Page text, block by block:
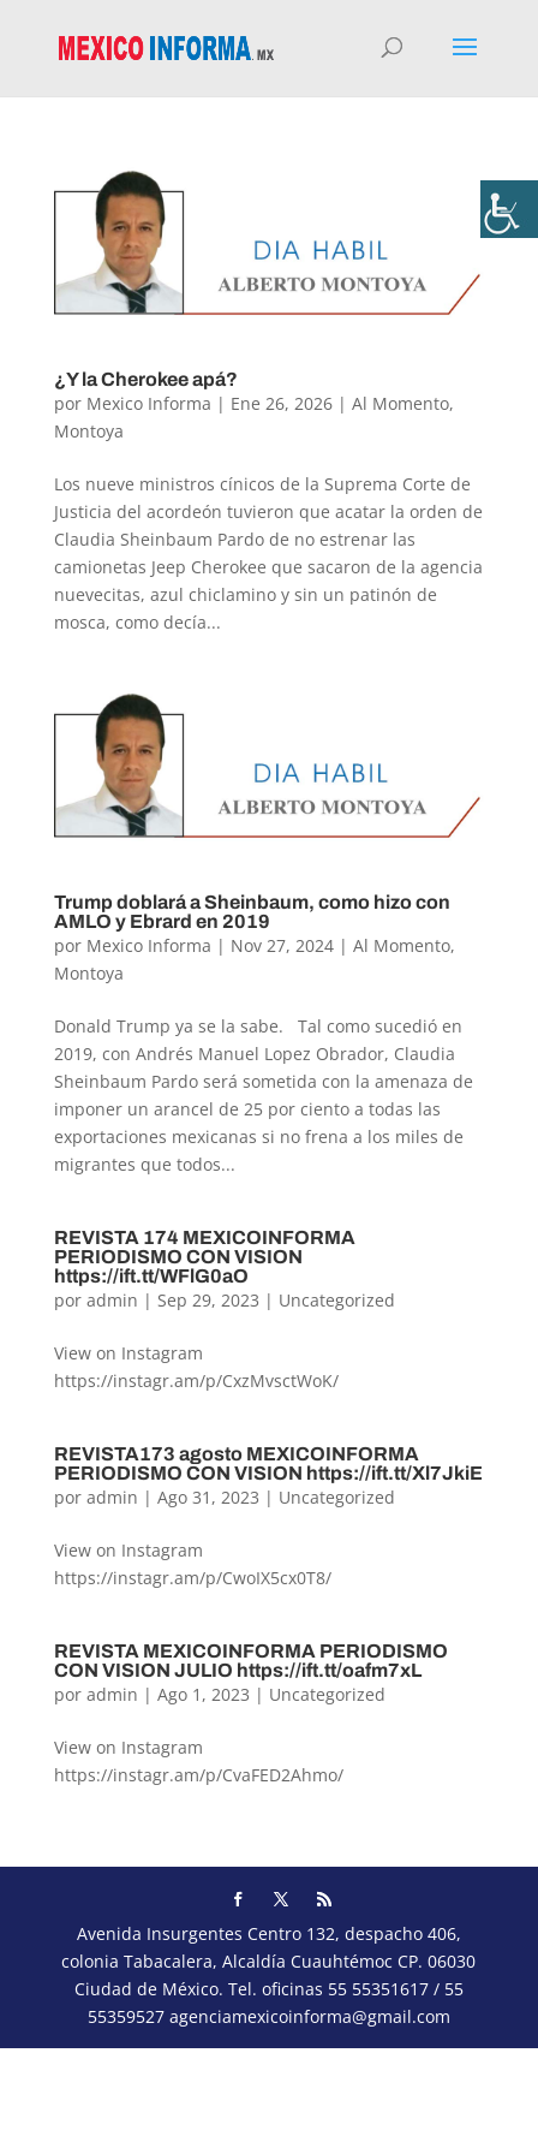
¿Y la Cherokee apá?
por Mexico Informa | Ene 26, 2026| Al Momento,
Montoya
Los nueve ministros cínicos de la Suprema Corte de
Justicia del acordeón tuvieron que acatar la orden de
Claudia Sheinbaum Pardo de no estrenar las
camionetas Jeep Cherokee que sacaron de la agencia
nuevecitas, azul chiclamino y sin un patinón de
mosca, como decía...
Trump doblará a Sheinbaum, como hizo con
AMLO y Ebrard en 2019
por Mexico Informa | Nov 27, 2024| Al Momento,
Montoya
Donald Trump ya se la sabe. Tal como sucedió en
2019, con Andrés Manuel Lopez Obrador, Claudia
Sheinbaum Pardo será sometida con la amenaza de
imponer un arancel de 25 por ciento a todas las
exportaciones mexicanas si no frena a los miles de
migrantes que todos...
REVISTA 174 MEXICOINFORMA
PERIODISMO CON VISION
https://ift.tt/WFlG0aO
por admin | Sep 29, 2023 | Uncategorized
View on Instagram
https://instagr.am/p/CxzMvsctWoK/
REVISTA173 agosto MEXICOINFORMA
PERIODISMO CON VISION https://ift.tt/Xl7JkiE
por admin | Ago 31, 2023 | Uncategorized
View on Instagram
https://instagr.am/p/CwoIX5cx0T8/
REVISTA MEXICOINFORMA PERIODISMO
CON VISION JULIO https://ift.tt/oafm7xL
por admin | Ago 1, 2023 | Uncategorized
View on Instagram
https://instagr.am/p/CvaFED2Ahmo/
Avenida Insurgentes Centro 132, despacho 406,
colonia Tabacalera, Alcaldía Cuauhtémoc CP. 06030
Ciudad de México. Tel. oficinas 55 55351617 / 55
55359527 agenciamexicoinforma@gmail.com